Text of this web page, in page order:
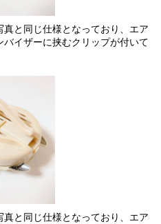
と同じ仕様となっており、エア
イザーに挟むクリップが付いて
と同じ仕様となっており、エア